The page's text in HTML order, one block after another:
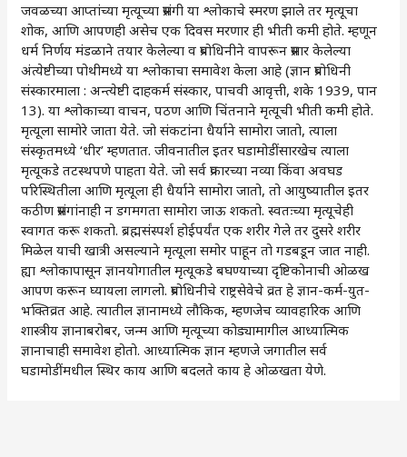
जवळच्या आप्तांच्या मृत्यूच्या प्रसंगी या श्लोकाचे स्मरण झाले तर मृत्यूचा
शोक, आणि आपणही असेच एक दिवस मरणार ही भीती कमी होते. म्हणून
धर्म निर्णय मंडळाने तयार केलेल्या व प्रबोधिनीने वापरून प्रसार केलेल्या
अंत्येष्टीच्या पोथीमध्ये या श्लोकाचा समावेश केला आहे (ज्ञान प्रबोधिनी
संस्कारमाला : अन्त्येष्टी दाहकर्म संस्कार, पाचवी आवृत्ती, शके 1939, पान
13). या श्लोकाच्या वाचन, पठण आणि चिंतनाने मृत्यूची भीती कमी होते.
मृत्यूला सामोरे जाता येते. जो संकटांना धैर्याने सामोरा जातो, त्याला
संस्कृतमध्ये ‌‘धीर‌’ म्हणतात. जीवनातील इतर घडामोडींसारखेच त्याला
मृत्यूकडे तटस्थपणे पाहता येते. जो सर्व प्रकारच्या नव्या किंवा अवघड
परिस्थितीला आणि मृत्यूला ही धैर्याने सामोरा जातो, तो आयुष्यातील इतर
कठीण प्रसंगांनाही न डगमगता सामोरा जाऊ शकतो. स्वतःच्या मृत्यूचेही
स्वागत करू शकतो. ब्रह्मसंस्पर्श होईपर्यंत एक शरीर गेले तर दुसरे शरीर
मिळेल याची खात्री असल्याने मृत्यूला समोर पाहून तो गडबडून जात नाही.
ह्या श्लोकापासून ज्ञानयोगातील मृत्यूकडे बघण्याच्या दृष्टिकोनाची ओळख
आपण करून घ्यायला लागलो. प्रबोधिनीचे राष्ट्रसेवेचे व्रत हे ज्ञान-कर्म-युत-
भक्तिव्रत आहे. त्यातील ज्ञानामध्ये लौकिक, म्हणजेच व्यावहारिक आणि
शास्त्रीय ज्ञानाबरोबर, जन्म आणि मृत्यूच्या कोड्यामागील आध्यात्मिक
ज्ञानाचाही समावेश होतो. आध्यात्मिक ज्ञान म्हणजे जगातील सर्व
घडामोडींमधील स्थिर काय आणि बदलते काय हे ओळखता येणे.